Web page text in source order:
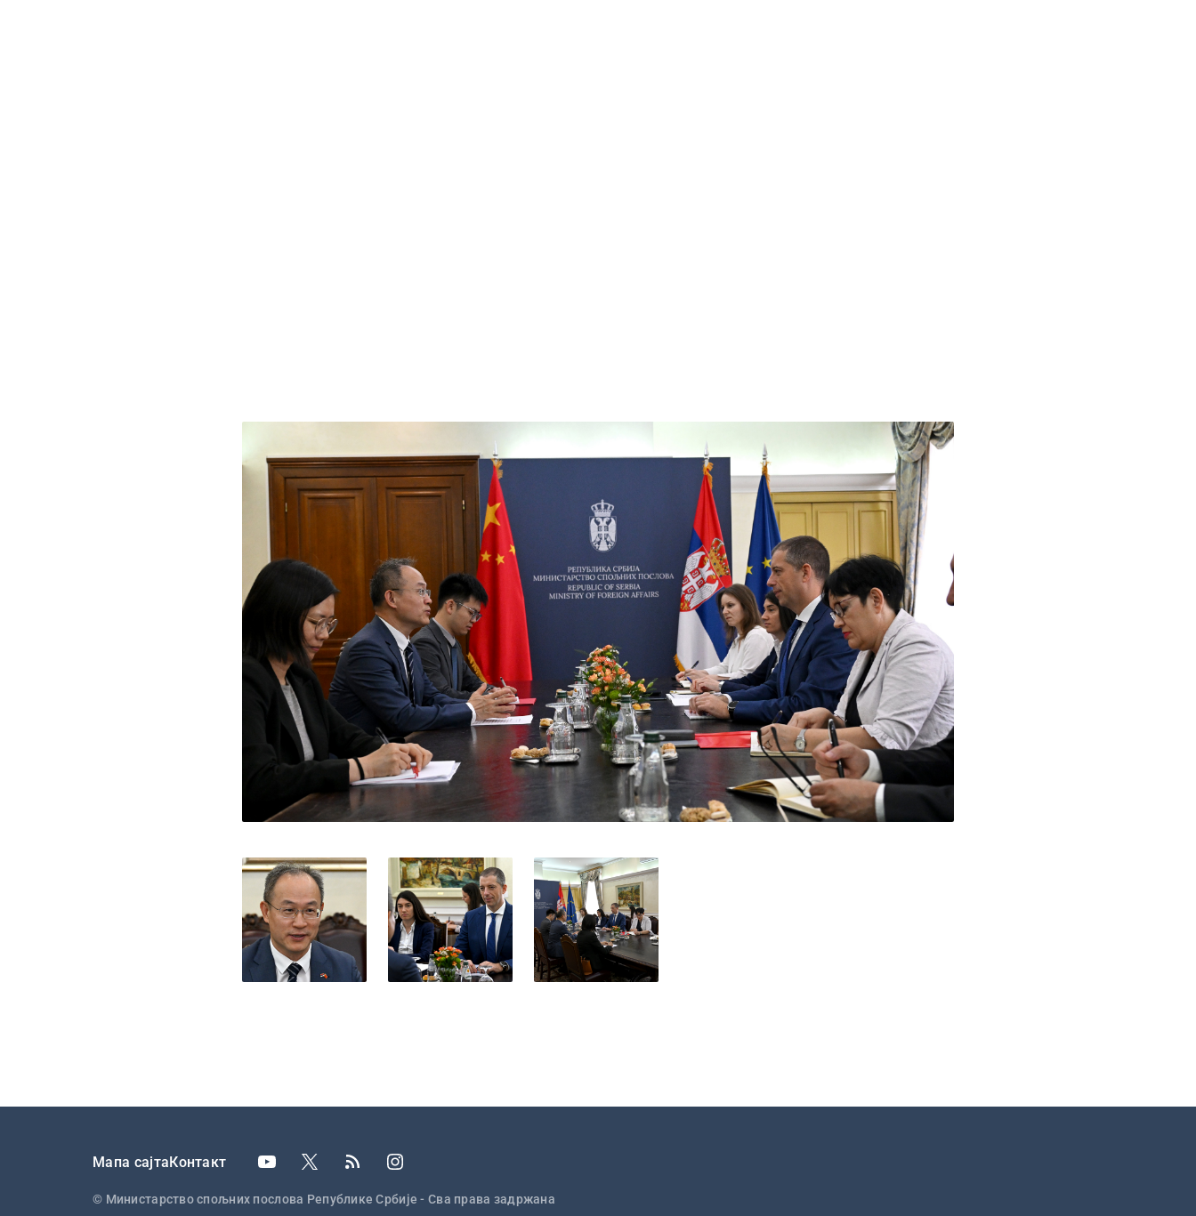
Подножје
Мапа сајтаКонтакт
© Министарство спољних послова Републике Србије - Сва права задржана